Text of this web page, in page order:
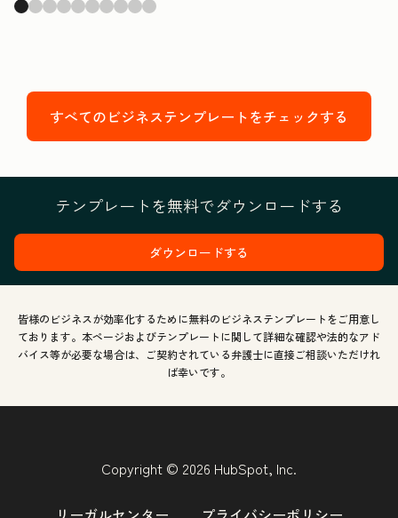
すべてのビジネステンプレートをチェックする
テンプレートを無料でダウンロードする
ダウンロードする
皆様のビジネスが効率化するために無料のビジネステンプレートをご用意し
ております。本ページおよびテンプレートに関して詳細な確認や法的なアド
バイス等が必要な場合は、ご契約されている弁護士に直接ご相談いただけれ
ば幸いです。
Copyright © 2026 HubSpot, Inc.